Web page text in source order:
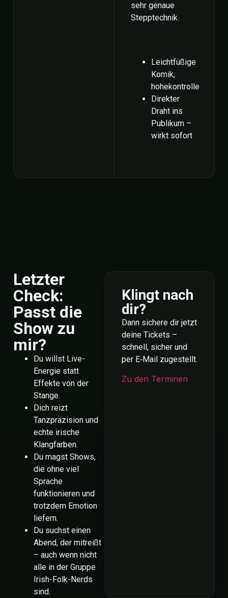
sehr genaue
Stepptechnik.
Leichtfüßige
Komik,
hohekontrolle
Direkter
Draht ins
Publikum –
wirkt sofort
Letzter
Check:
Passt die
Show zu
mir?
Du willst Live-
Energie statt
Effekte von der
Stange.
Dich reizt
Tanzpräzision und
echte irische
Klangfarben.
Du magst Shows,
die ohne viel
Sprache
funktionieren und
trotzdem Emotion
liefern.
Du suchst einen
Abend, der mitreißt
– auch wenn nicht
alle in der Gruppe
Irish-Folk-Nerds
sind.
Klingt nach
dir?
Dann sichere dir jetzt
deine Tickets –
schnell, sicher und
per E‑Mail zugestellt.
Zu den Terminen